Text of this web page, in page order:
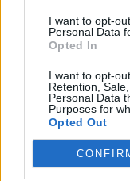
I want to opt-
Personal Data
Opted In
I want to opt-
Retention,
Personal Data
Purposes for
Opted Out
ΜΠΟΡΕΙ ΝΑ